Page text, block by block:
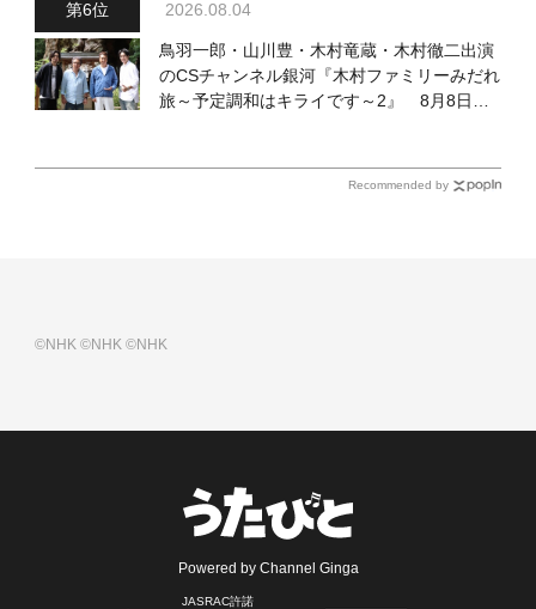
2026.08.04
鳥羽一郎・山川豊・木村竜蔵・木村徹二出演
のCSチャンネル銀河『木村ファミリーみだれ
旅～予定調和はキライです～2』 8月8日
Recommended by
©NHK©NHK©NHK
Powered by Channel Ginga
JASRAC許諾